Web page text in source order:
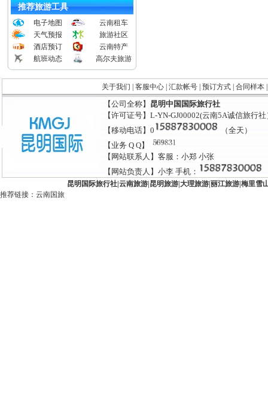
推荐旅游工具
电子地图
云南租车
天气预报
旅游社区
酒店预订
云南特产
航班动态
高尔夫旅游
关于我们 客服中心| 汇款帐号| 预订方式| 合同样本
【公司全称】 昆明中国国际旅行社
【许可证号】L-YN-GJ00002(云南5A诚信旅行社
【移动电话】0
（全天）
【业务 Q Q】
【网站联系人】客服：小郑 小张
【网站负责人】小李 手机：
昆明国际旅行社| 云南旅游| 昆明旅游| 大理旅游| 丽江旅游| 梅里雪
推荐链接： 云南国旅